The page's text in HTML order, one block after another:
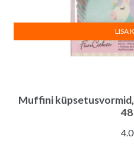
Muffini
LISA